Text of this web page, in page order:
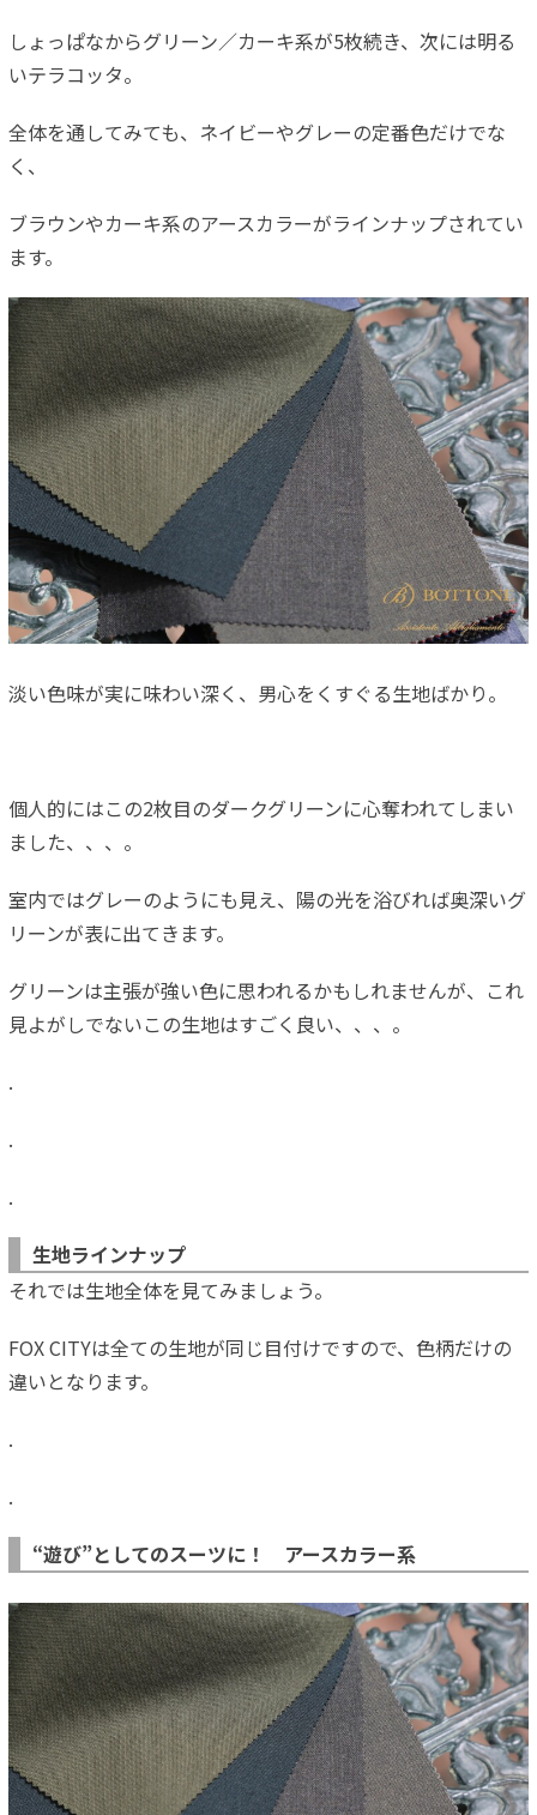
しょっぱなからグリーン／カーキ系が5枚続き、次には明る
いテラコッタ。
全体を通してみても、ネイビーやグレーの定番色だけでな
く、
ブラウンやカーキ系のアースカラーがラインナップされてい
ます。
淡い色味が実に味わい深く、男心をくすぐる生地ばかり。
個人的にはこの2枚目のダークグリーンに心奪われてしまい
ました、、、。
室内ではグレーのようにも見え、陽の光を浴びれば奥深いグ
リーンが表に出てきます。
グリーンは主張が強い色に思われるかもしれませんが、これ
見よがしでないこの生地はすごく良い、、、。
.
.
.
生地ラインナップ
それでは生地全体を見てみましょう。
FOX CITYは全ての生地が同じ目付けですので、色柄だけの
違いとなります。
.
.
“遊び”としてのスーツに！ アースカラー系